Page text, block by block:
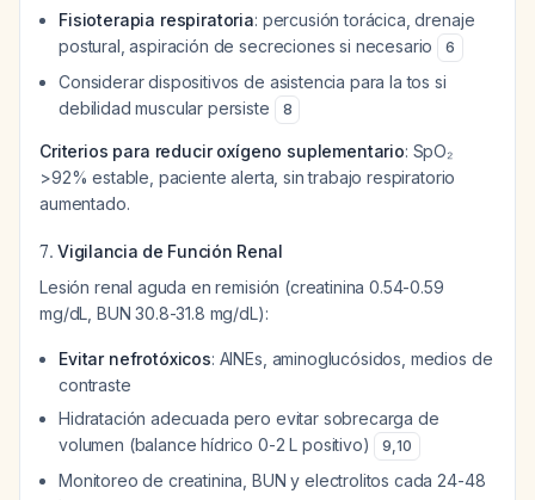
Fisioterapia respiratoria: percusión torácica, drenaje
postural, aspiración de secreciones si necesario
6
Considerar dispositivos de asistencia para la tos si
debilidad muscular persiste
8
Criterios para reducir oxígeno suplementario: SpO₂
>92% estable, paciente alerta, sin trabajo respiratorio
aumentado.
7.Vigilancia de Función Renal
Lesión renal aguda en remisión (creatinina 0.54-0.59
mg/dL, BUN 30.8-31.8 mg/dL):
Evitar nefrotóxicos: AINEs, aminoglucósidos, medios de
contraste
Hidratación adecuada pero evitar sobrecarga de
volumen (balance hídrico 0-2 L positivo)
9,10
Monitoreo de creatinina, BUN y electrolitos cada 24-48